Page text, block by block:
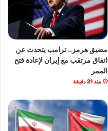
مضيق هرمز.. ترامب يتحدث عن
اتفاق مرتقب مع إيران لإعادة فتح
الممر
منذ 31 دقيقة